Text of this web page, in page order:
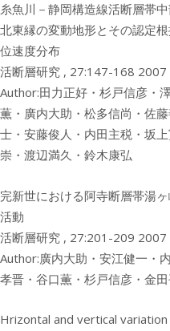
糸魚川－静岡構造線活断層帯
北東縁の変動地形とその認定
位速度分布
活断層研究 , 27:147-168 2007
Author:田力正好・杉戸信彦・
薫・廣内大助・松多信尚・佐
士・安藤俊人・内田主税・坂
崇・渡辺満久・鈴木康弘
完新世における阿寺断層帯湯
活動
活断層研究 , 27:201-209 2007
Author:廣内大助・安江健一・
孝晋・谷口薫・杉戸信彦・金
Hrizontal and vertical